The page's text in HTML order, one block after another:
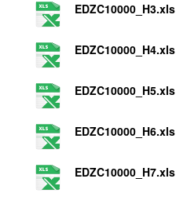
EDZC10000_H3.xls
EDZC10000_H4.xls
EDZC10000_H5.xls
EDZC10000_H6.xls
EDZC10000_H7.xls